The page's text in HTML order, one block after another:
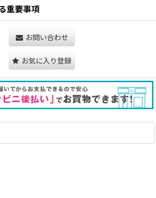
重要事項
お問い合わせ
お気に入り登録